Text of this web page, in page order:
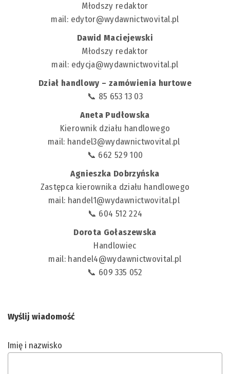
Młodszy redaktor
mail: edytor@wydawnictwovital.pl
Dawid Maciejewski
Młodszy redaktor
mail: edycja@wydawnictwovital.pl
Dział handlowy – zamówienia hurtowe
📞 85 653 13 03
Aneta Pudłowska
Kierownik działu handlowego
mail: handel3@wydawnictwovital.pl
📞 662 529 100
Agnieszka Dobrzyńska
Zastępca kierownika działu handlowego
mail: handel1@wydawnictwovital.pl
📞 604 512 224
Dorota Gołaszewska
Handlowiec
mail: handel4@wydawnictwovital.pl
📞 609 335 052
Wyślij wiadomość
Imię i nazwisko